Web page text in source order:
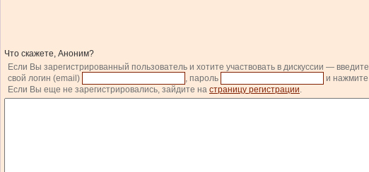
Что скажете, Аноним?
Если Вы зарегистрированный пользователь и хотите участвовать в дискуссии — введите
свой логин (email)
, пароль и нажмите
Если Вы еще не зарегистрировались, зайдите на страницу регистрации.